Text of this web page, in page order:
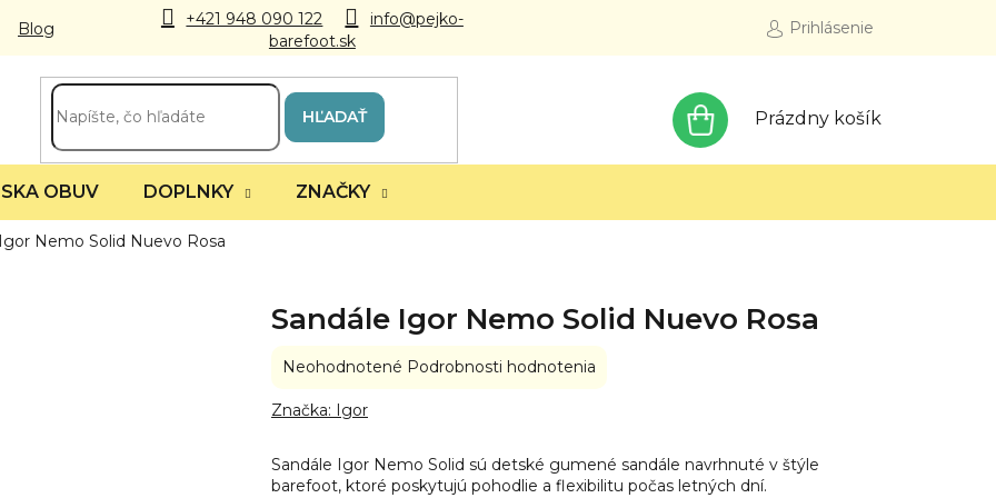
+421 948 090 122
info@pejko-
barefoot.sk
Blog Prihlásenie
HĽADAŤ
KOŠÍK
Prázdny košík
OBUV DOPLNKY ZNAČKY
Nemo Solid Nuevo Rosa
Sandále Igor Nemo Solid Nuevo Rosa
Sandále Igor Nemo Solid sú detské gumené sandále navrhnuté v štýle
barefoot, ktoré poskytujú pohodlie a flexibilitu počas letných dní.
Priemerné
produktu
z
5
Neohodnotené Podrobnosti hodnotenia
Značka: Igor